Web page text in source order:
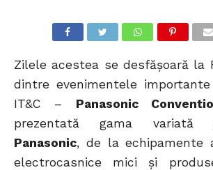
Zilele acestea se desfășoară la
dintre evenimentele
IT&C – Panasonic
prezentată gama variată
Panasonic, de la echipamente
electrocasnice mici și